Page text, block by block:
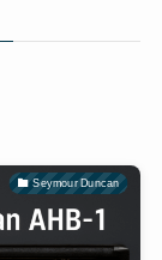
Seymour Duncan